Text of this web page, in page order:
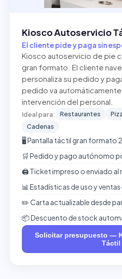
Kiosco Autoservicio
El cliente pide y paga sin
Kiosco autoservicio de pie
gran formato. El cliente
personaliza su pedido y
pedido va automáticamente
intervención del personal.
Ideal para: Restaurantes
Cadenas
🖥️ Pantalla táctil gran formato
🛒 Pedido y pago autónomo
🖨️ Ticket impreso o enviado al
📊 Estadísticas de uso y
✏️ Carta actualizable desde
📦 Descuento de stock
Solicitar presupuesto —
Táctil